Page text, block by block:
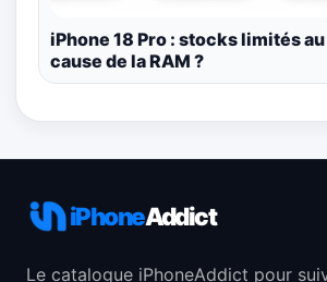
iPhone 18 Pro : stocks limités
cause de la RAM ?
iPhoneAddict
Le catalogue iPhoneAddict pour